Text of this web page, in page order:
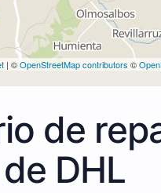
| ©OpenStreetMap contributors ©
de
de DHL